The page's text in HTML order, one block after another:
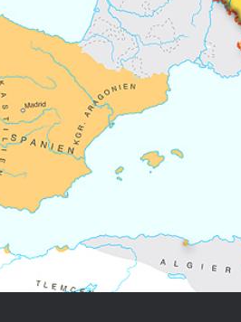
WEIMAR: VOM WESEN UND
DEMOKRATIE
Regierungsprogramm